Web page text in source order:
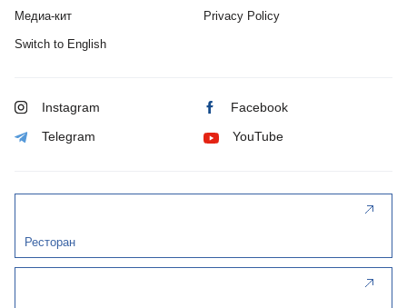
Медиа-кит Privacy Policy
Switch to English
Instagram Facebook
Telegram YouTube
Ресторан